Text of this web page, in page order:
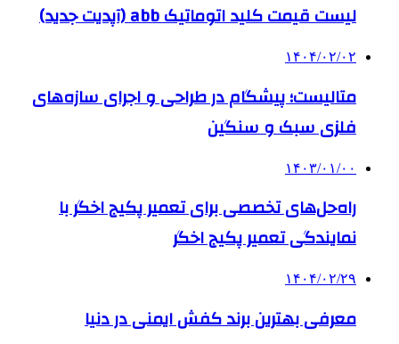
لیست قیمت کلید اتوماتیک abb (آپدیت جدید)
۱۴۰۴/۰۲/۰۲
متالیست؛ پیشگام در طراحی و اجرای سازه‌های
فلزی سبک و سنگین
۱۴۰۳/۰۱/۰۰
راه‌حل‌های تخصصی برای تعمیر پکیج اخگر با
نمایندگی تعمیر پکیج اخگر
۱۴۰۴/۰۲/۲۹
معرفی بهترین برند کفش ایمنی در دنیا